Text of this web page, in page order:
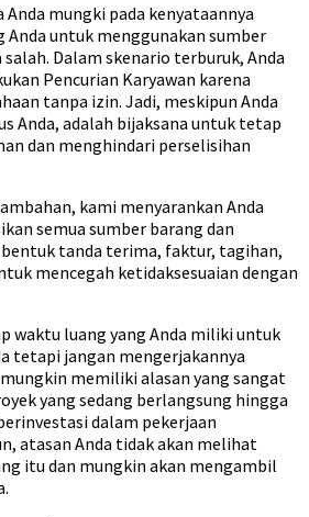
mungki pada kenyataannya
Anda untuk menggunakan sumber
salah. Dalam skenario terburuk, Anda
Pencurian Karyawan karena
tanpa izin. Jadi, meskipun Anda
Anda, adalah bijaksana untuk tetap
dan menghindari perselisihan
kami menyarankan Anda
semua sumber barang dan
tanda terima, faktur, tagihan,
mencegah ketidaksesuaian dengan
waktu luang yang Anda miliki untuk
tetapi jangan mengerjakannya
memiliki alasan yang sangat
yang sedang berlangsung hingga
dalam pekerjaan
atasan Anda tidak akan melihat
itu dan mungkin akan mengambil